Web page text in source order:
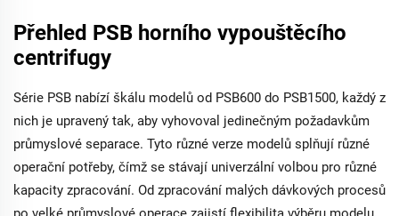
Přehled PSB horního vypouštěcího
centrifugy
Série PSB nabízí škálu modelů od PSB600 do PSB1500, každý z
nich je upravený tak, aby vyhovoval jedinečným požadavkům
průmyslové separace. Tyto různé verze modelů splňují různé
operační potřeby, čímž se stávají univerzální volbou pro různé
kapacity zpracování. Od zpracování malých dávkových procesů